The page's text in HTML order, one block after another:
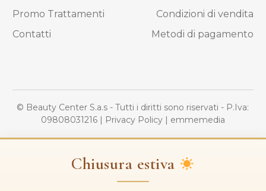
Promo Trattamenti
Contatti
Condizioni di vendita
Metodi di pagamento
© Beauty Center S.a.s - Tutti i diritti sono riservati - P.Iva:
09808031216 | Privacy Policy| emmemedia
Chiusura estiva